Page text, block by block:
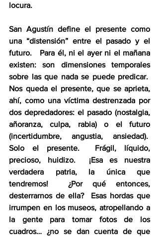
locura.
San Agustín define el presente como
una “distensión” entre el pasado y el
futuro.   Para él, ni el ayer ni el mañana
existen: son dimensiones temporales
sobre las que nada se puede predicar.
Nos queda el presente, que se aprieta,
ahí, como una víctima destrenzada por
dos depredadores: el pasado (nostalgia,
añoranza, culpa, rabia) o el futuro
(incertidumbre, angustia, ansiedad).
Solo el presente.  Frágil, líquido,
precioso, huidizo.  ¡Esa es nuestra
verdadera patria, la única que
tendremos!  ¿Por qué entonces,
desterrarnos de ella?  Esas hordas que
irrumpen en los museos, atropellando a
la gente para tomar fotos de los
cuadros… ¿no se dan cuenta de que